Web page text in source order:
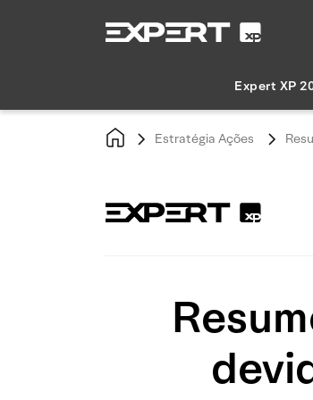
Expert XP
Estratégia Ações